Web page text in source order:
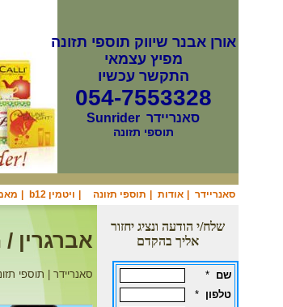
אורן אבנר שיווק תוספי תזונה
מפיץ עצמאי
התקשר עכשיו
054-7553328
סאנריידר
תוספי תזונה
סאנריידר אודות תוספי תזונה ויטמין b12
שלח/י הודעה ונציג יחזור
אליך בהקדם
שם *
טלפון *
אברגרין / Evergreen / כלורופיל
סאנריידר | תוספי